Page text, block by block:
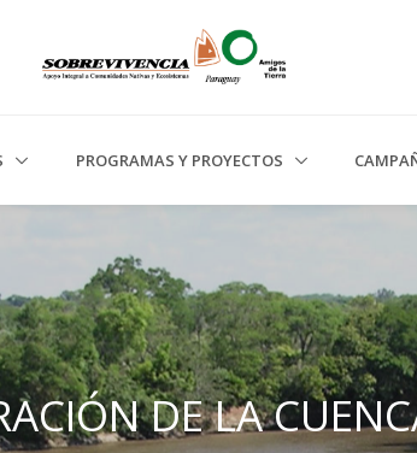
PROGRAMAS Y PROYECTOS
DE LA